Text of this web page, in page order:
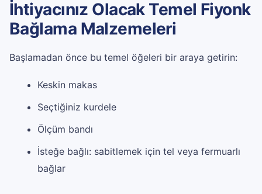
İhtiyacınız Olacak Temel Fiyonk
Bağlama Malzemeleri
Başlamadan önce bu temel öğeleri bir araya getirin:
Keskin makas
Seçtiğiniz kurdele
Ölçüm bandı
İsteğe bağlı: sabitlemek için tel veya fermuarlı
bağlar